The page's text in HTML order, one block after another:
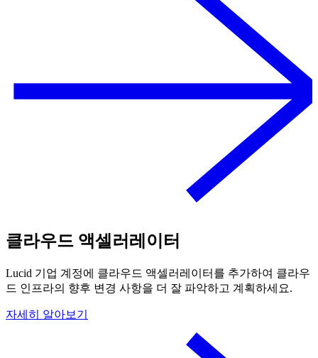
클라우드 액셀러레이터
Lucid 기업 계정에 클라우드 액셀러레이터를 추가하여 클라우
드 인프라의 향후 변경 사항을 더 잘 파악하고 계획하세요.
자세히 알아보기